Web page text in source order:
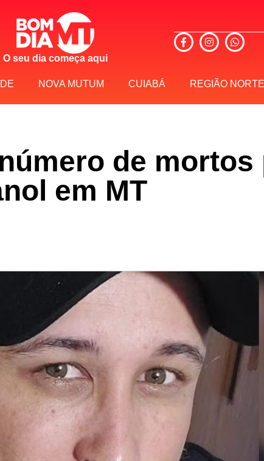
O seu dia começa aqui
NOVA MUTUM CUIABÁ REGIÃO NORTE
de mortos
em MT